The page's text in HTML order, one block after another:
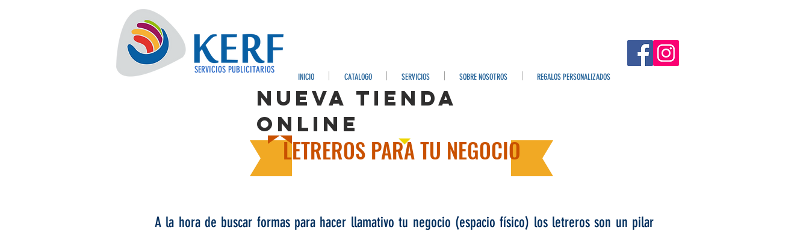
LETREROS PARA TU NEGOCIO
A la hora de buscar formas para hacer llamativo tu negocio (espacio físico) los letreros son un pilar
SERVICIOS PUBLICITARIOS
NUEVA TIENDA
ONLINE
INICIO CATALOGO SERVICIOS SOBRE NOSOTROS REGALOS PERSONALIZADOS